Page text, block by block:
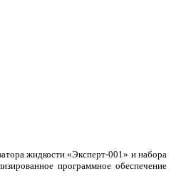
жидкости «Эксперт-001» и набора
программное обеспечение